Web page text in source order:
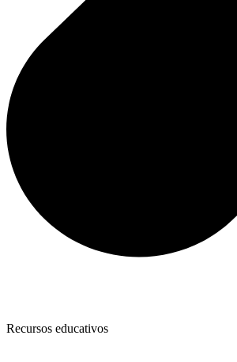
Recursos educativos